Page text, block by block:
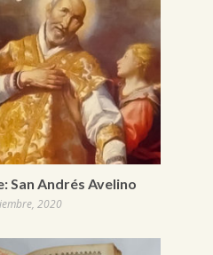
San Andrés Avelino
2020